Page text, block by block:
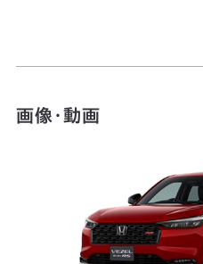
画像・動画